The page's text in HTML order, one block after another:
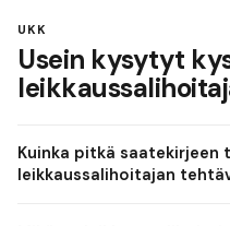
UKK
Usein kysytyt
Kuinka pitkä saatekirjeen
leikkaussalihoitajan